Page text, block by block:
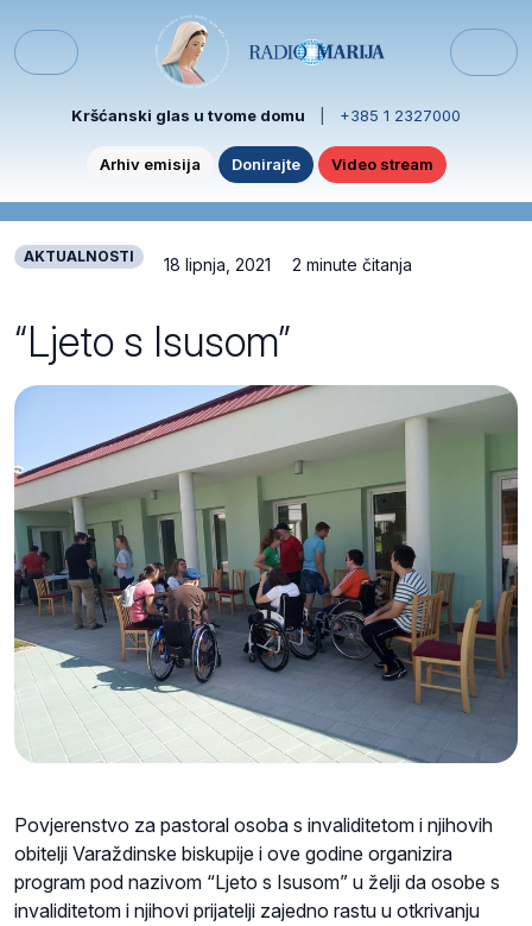
Menu
Kršćanski glas u tvome domu +385 1 2327000
Arhiv emisija Donirajte Video stream
AKTUALNOSTI 18 lipnja, 2021 2 minute čitanja
“Ljeto s Isusom”
Povjerenstvo za pastoral osoba s invaliditetom i njihovih
obitelji Varaždinske biskupije i ove godine organizira
program pod nazivom “Ljeto s Isusom” u želji da osobe s
invaliditetom i njihovi prijatelji zajedno rastu u otkrivanju